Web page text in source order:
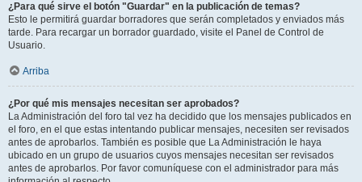
¿Para qué sirve el botón "Guardar" en la publicación de temas?
Esto le permitirá guardar borradores que serán completados y enviados más
tarde. Para recargar un borrador guardado, visite el Panel de Control de
Usuario.
Arriba
¿Por qué mis mensajes necesitan ser aprobados?
La Administración del foro tal vez ha decidido que los mensajes publicados en
el foro, en el que estas intentando publicar mensajes, necesiten ser revisados
antes de aprobarlos. También es posible que La Administración le haya
ubicado en un grupo de usuarios cuyos mensajes necesitan ser revisados
antes de aprobarlos. Por favor comuníquese con el administrador para más